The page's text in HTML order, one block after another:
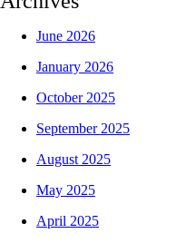
June 2026
January 2026
October 2025
September 2025
August 2025
May 2025
April 2025